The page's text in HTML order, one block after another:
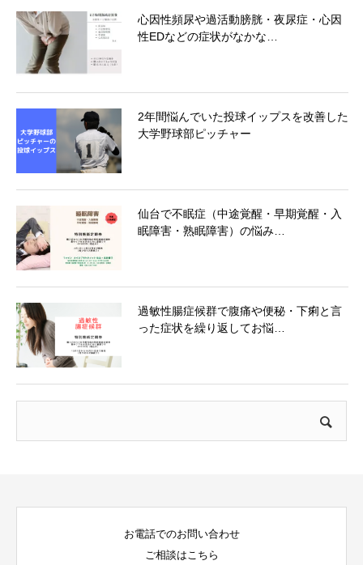
心因性頻尿や過活動膀胱・夜尿症・心因
性EDなどの症状がなかな…
2年間悩んでいた投球イップスを改善した
大学野球部ピッチャー
仙台で不眠症（中途覚醒・早期覚醒・入
眠障害・熟眠障害）の悩み…
過敏性腸症候群で腹痛や便秘・下痢と言
った症状を繰り返してお悩…
お電話でのお問い合わせ
ご相談はこちら